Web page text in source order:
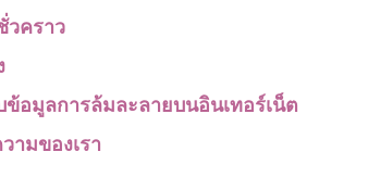
วคราว
อมูลการล้มละลายบนอินเทอร์เน็ต
ามของเรา